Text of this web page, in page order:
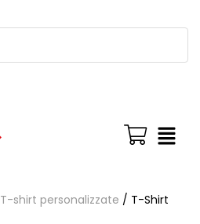
T-shirt personalizzate / T-Shirt